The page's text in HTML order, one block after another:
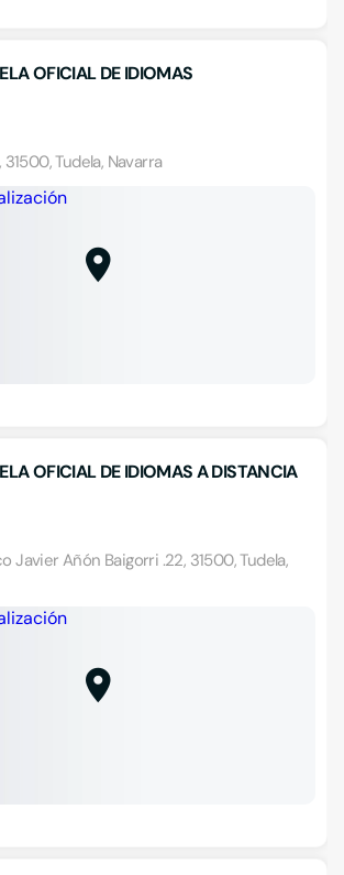
OFICIAL DE IDIOMAS
31500, Tudela, Navarra
OFICIAL DE IDIOMAS A DISTANCIA
Javier Añón Baigorri .22, 31500, Tudela,